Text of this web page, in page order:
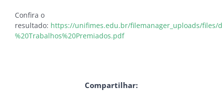
Confira o
resultado: https://unifimes.edu.br/filemanager_uploads/files/
%20Trabalhos%20Premiados.pdf
Compartilhar: